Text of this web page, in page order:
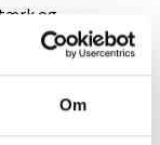
Om
og